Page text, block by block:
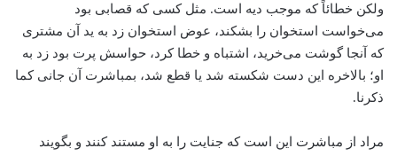
ولکن خطائاً که موجب دیه است. مثل کسی که قصابی بود
می‌خواست استخوان را بشکند، عوض استخوان زد به ید آن مشتری
که آنجا گوشت می‌خرید، اشتباه و خطا کرد، حواسش پرت بود زد به
او؛ بالاخره این دست شکسته شد یا قطع شد، بمباشرت آن جانی کما
ذکرنا.
مراد از مباشرت این است که جنایت را به او مستند کنند و بگویند